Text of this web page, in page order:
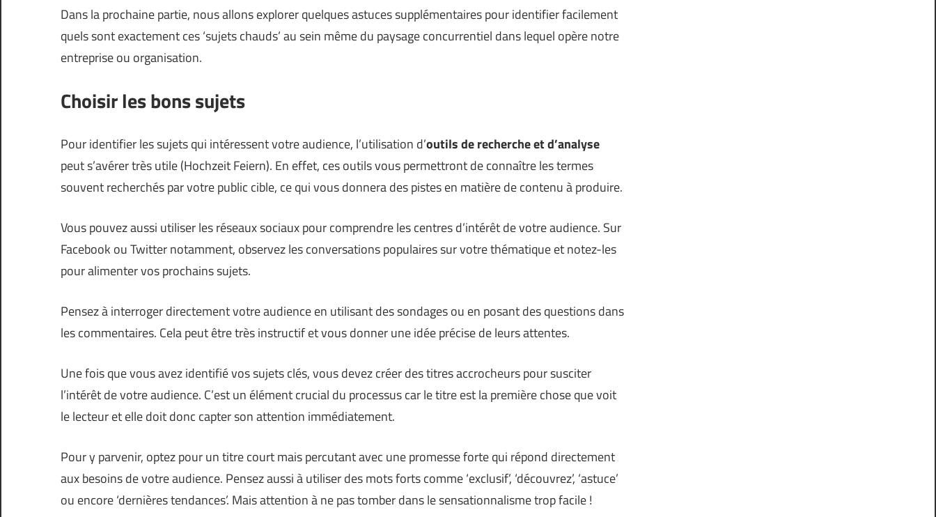
Dans la prochaine partie, nous allons explorer quelques astuces supplémentaires pour identifier facilement
quels sont exactement ces ‘sujets chauds’ au sein même du paysage concurrentiel dans lequel opère notre
entreprise ou organisation.
Choisir les bons sujets
Pour identifier les sujets qui intéressent votre audience, l’utilisation d’outils de recherche et d’analyse
peut s’avérer très utile (Hochzeit Feiern). En effet, ces outils vous permettront de connaître les termes
souvent recherchés par votre public cible, ce qui vous donnera des pistes en matière de contenu à produire.
Vous pouvez aussi utiliser les réseaux sociaux pour comprendre les centres d’intérêt de votre audience. Sur
Facebook ou Twitter notamment, observez les conversations populaires sur votre thématique et notez-les
pour alimenter vos prochains sujets.
Pensez à interroger directement votre audience en utilisant des sondages ou en posant des questions dans
les commentaires. Cela peut être très instructif et vous donner une idée précise de leurs attentes.
Une fois que vous avez identifié vos sujets clés, vous devez créer des titres accrocheurs pour susciter
l’intérêt de votre audience. C’est un élément crucial du processus car le titre est la première chose que voit
le lecteur et elle doit donc capter son attention immédiatement.
Pour y parvenir, optez pour un titre court mais percutant avec une promesse forte qui répond directement
aux besoins de votre audience. Pensez aussi à utiliser des mots forts comme ‘exclusif’, ‘découvrez’, ‘astuce’
ou encore ‘dernières tendances’. Mais attention à ne pas tomber dans le sensationnalisme trop facile !